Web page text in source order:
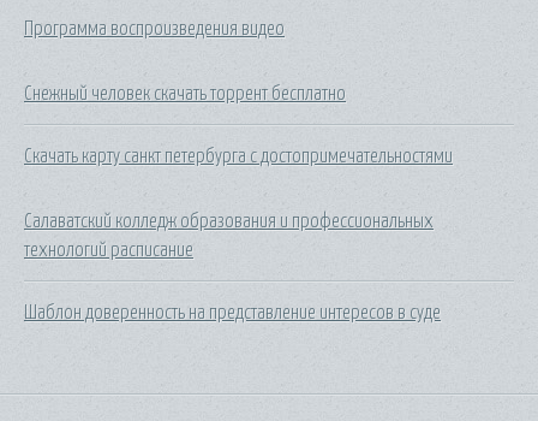
Программа воспроизведения видео
Снежный человек скачать торрент бесплатно
Скачать карту санкт петербурга с достопримечательностями
Салаватский колледж образования и профессиональных
технологий расписание
Шаблон доверенность на представление интересов в суде